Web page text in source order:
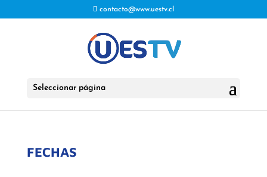
contacto@www.uestv.cl
Seleccionar página
FECHAS